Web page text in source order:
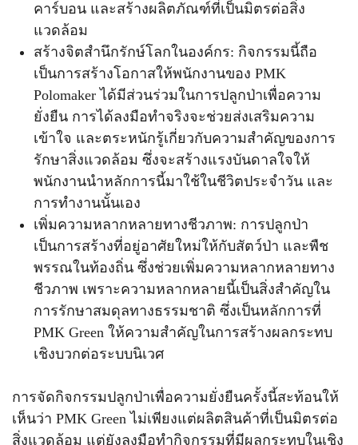
คาร์บอน และสร้างผลิตภัณฑ์ที่เป็นมิตรต่อสิ่ง
แวดล้อม
สร้างจิตสำนึกรักษ์โลกในองค์กร: กิจกรรมนี้ถือ
เป็นการสร้างโอกาสให้พนักงานของ PMK
Polomaker ได้มีส่วนร่วมในการปลูกป่าเพื่อความ
ยั่งยืน การได้ลงมือทำจริงจะช่วยส่งเสริมความ
เข้าใจ และตระหนักรู้เกี่ยวกับความสำคัญของการ
รักษาสิ่งแวดล้อม ซึ่งจะสร้างแรงบันดาลใจให้
พนักงานนำหลักการนี้มาใช้ในชีวิตประจำวัน และ
การทำงานนั้นเอง
เพิ่มความหลากหลายทางชีวภาพ: การปลูกป่า
เป็นการสร้างที่อยู่อาศัยใหม่ให้กับสัตว์ป่า และพืช
พรรณในท้องถิ่น ซึ่งช่วยเพิ่มความหลากหลายทาง
ชีวภาพ เพราะความหลากหลายนี้เป็นสิ่งสำคัญใน
การรักษาสมดุลทางธรรมชาติ ซึ่งเป็นหลักการที่
PMK Green ให้ความสำคัญในการสร้างผลกระทบ
เชิงบวกต่อระบบนิเวศ
การจัดกิจกรรมปลูกป่าเพื่อความยั่งยืนครั้งนี้สะท้อนให้
เห็นว่า PMK Green ไม่เพียงแต่ผลิตสินค้าที่เป็นมิตรต่อ
สิ่งแวดล้อม แต่ยังลงมือทำกิจกรรมที่มีผลกระทบในเชิง